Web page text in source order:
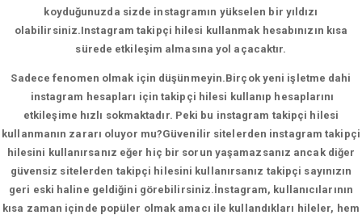
koyduğunuzda sizde instagramın yükselen bir yıldızı
olabilirsiniz.Instagram takipçi hilesi kullanmak hesabınızın kısa
sürede etkileşim almasına yol açacaktır.
Sadece fenomen olmak için düşünmeyin.Birçok yeni işletme dahi
instagram hesapları için takipçi hilesi kullanıp hesaplarını
etkileşime hızlı sokmaktadır. Peki bu instagram takipçi hilesi
kullanmanın zararı oluyor mu?Güvenilir sitelerden instagram takipçi
hilesini kullanırsanız eğer hiç bir sorun yaşamazsanız ancak diğer
güvensiz sitelerden takipçi hilesini kullanırsanız takipçi sayınızın
geri eski haline geldiğini görebilirsiniz.İnstagram, kullanıcılarının
kısa zaman içinde popüler olmak amacı ile kullandıkları hileler, hem